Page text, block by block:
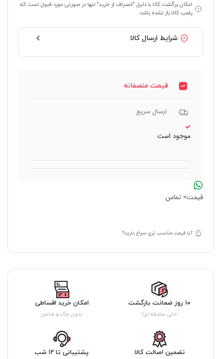
امکان برگشت کالا با دلیل "انصراف از خرید" تنها در صورتی مورد قبول است که
پلمب کالا باز نشده باشد.
شرایط ارسال کالا
قیمت منصفانه
ارسال سریع
موجود است
قیمت> تماس
آیا قیمت مناسب تری سراغ دارید؟
۱۰ روز ضمانت بازگشت
حتی سلیقه ای!
امکان خرید اقساطی
بدون چک و ضامن
تضمین اصالت کالا پشتیبانی تا ۱۲ شب